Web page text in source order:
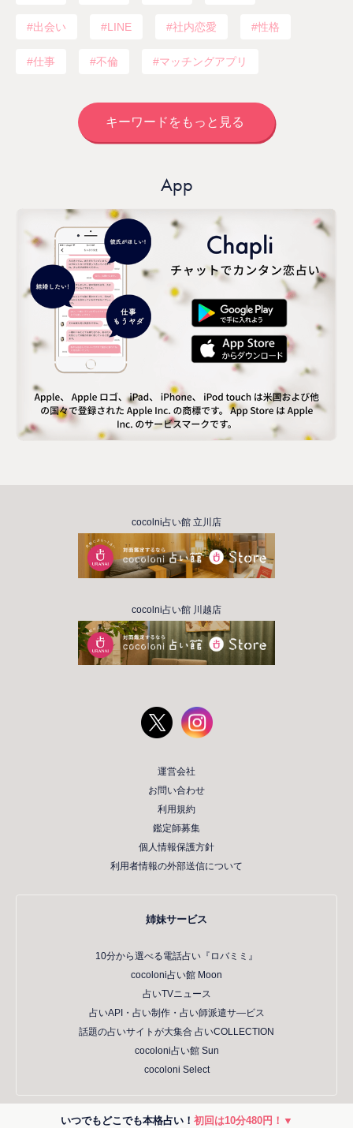
いつでもどこでも本格占い！ 初回は10分480円！▼
出会い LINE 社内恋愛 性格
仕事 不倫 マッチングアプリ
キーワードをもっと見る
App
cocolni占い館 立川店
cocolni占い館 川越店
運営会社
お問い合わせ
利用規約
鑑定師募集
個人情報保護方針
利用者情報の外部送信について
姉妹サービス
10分から選べる電話占い『ロバミミ』
cocoloni占い館 Moon
占いTVニュース
占いAPI・占い制作・占い師派遣サ―ビス
話題の占いサイトが大集合 占いCOLLECTION
cocoloni占い館 Sun
cocoloni Select